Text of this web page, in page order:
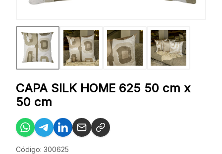
CAPA SILK HOME 625 50 cm x
50 cm
Código: 300625